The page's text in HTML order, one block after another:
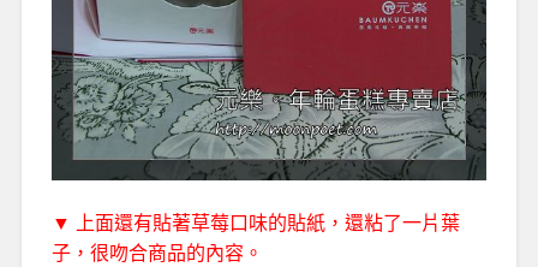
▼ 上面還有貼著草莓口味的貼紙，還粘了一片葉
子，很吻合商品的內容。